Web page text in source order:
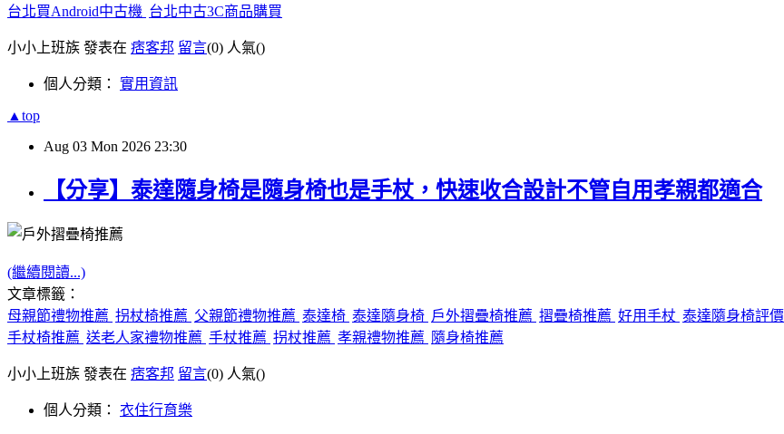
台北買Android中古機 台北中古3C商品購買
小小上班族 發表在 痞客邦 留言(0) 人氣()
個人分類： 實用資訊
▲top
Aug 03 Mon 2026 23:30
【分享】泰達隨身椅是隨身椅也是手杖，快速收合設計不管自用孝親都適合
(繼續閱讀...)
文章標籤：
母親節禮物推薦 拐杖椅推薦 父親節禮物推薦 泰達椅 泰達隨身椅 戶外摺疊椅推薦 摺疊椅推薦 好用手杖 泰達隨身椅評價
手杖椅推薦 送老人家禮物推薦 手杖推薦 拐杖推薦 孝親禮物推薦 隨身椅推薦
小小上班族 發表在 痞客邦 留言(0) 人氣()
個人分類： 衣住行育樂